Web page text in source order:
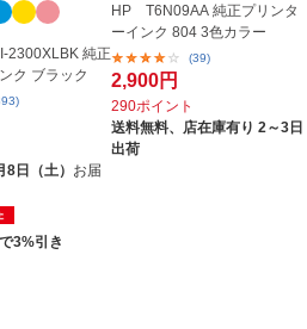
純正
ク ブラック
8日（土） お届
3%引き
HP T6N09AA 純正プリンタ
ーインク 804 3色カラー
(39)
2,900円
290ポイント
送料無料、 店在庫有り 2～3日
出荷